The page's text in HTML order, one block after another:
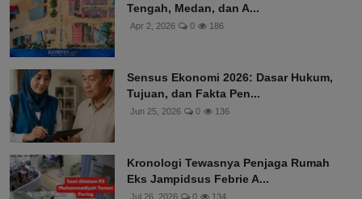
Tengah, Medan, dan A...
Apr 2, 2026 0 186
Sensus Ekonomi 2026: Dasar Hukum,
Tujuan, dan Fakta Pen...
Jun 25, 2026 0 136
Kronologi Tewasnya Penjaga Rumah
Eks Jampidsus Febrie A...
Jul 26, 2026 0 134